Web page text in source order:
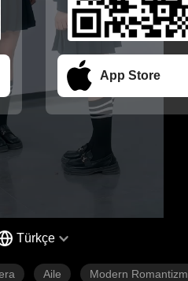
App Store
Türkçe
Aile Modern Romantizm